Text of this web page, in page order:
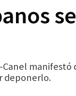
deponerlo.